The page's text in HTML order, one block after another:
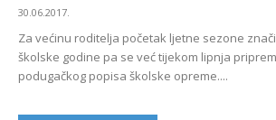
30.06.2017.
Za većinu roditelja početak ljetne sezone
školske godine pa se već tijekom lipnja
podugačkog popisa školske opreme....